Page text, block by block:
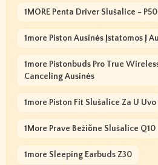
1MORE Penta Driver Slušalice - P50
1more Piston Ausinės Įstatomos Į
1more Pistonbuds Pro True
Canceling Ausinės
1more Piston Fit Slušalice Za U Uvo
1More Prave Bežične Slušalice Q10
1more Sleeping Earbuds Z30